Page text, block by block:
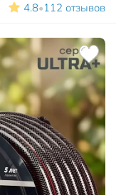
4.8•112 отзывов